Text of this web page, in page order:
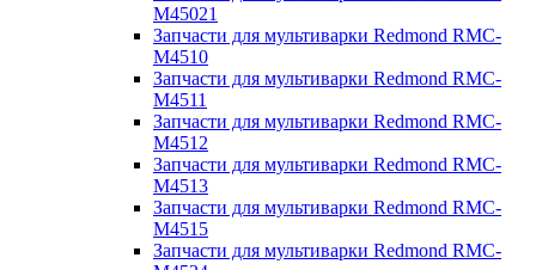
M45021
Запчасти для мультиварки Redmond RMC-
M4510
Запчасти для мультиварки Redmond RMC-
M4511
Запчасти для мультиварки Redmond RMC-
M4512
Запчасти для мультиварки Redmond RMC-
M4513
Запчасти для мультиварки Redmond RMC-
M4515
Запчасти для мультиварки Redmond RMC-